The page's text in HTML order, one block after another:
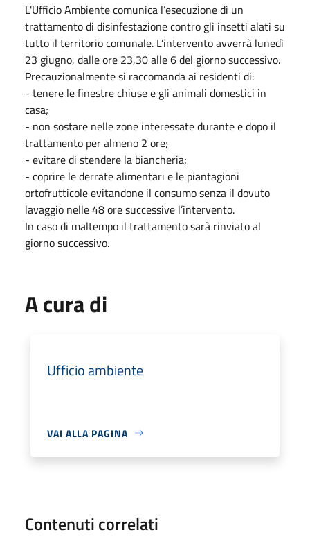
L'Ufficio Ambiente comunica l’esecuzione di un
trattamento di disinfestazione contro gli insetti alati su
tutto il territorio comunale. L’intervento avverrà lunedì
23 giugno, dalle ore 23,30 alle 6 del giorno successivo.
Precauzionalmente si raccomanda ai residenti di:
- tenere le finestre chiuse e gli animali domestici in
casa;
- non sostare nelle zone interessate durante e dopo il
trattamento per almeno 2 ore;
- evitare di stendere la biancheria;
- coprire le derrate alimentari e le piantagioni
ortofrutticole evitandone il consumo senza il dovuto
lavaggio nelle 48 ore successive l’intervento.
In caso di maltempo il trattamento sarà rinviato al
giorno successivo.
A cura di
Ufficio ambiente
VAI ALLA PAGINA
Contenuti correlati